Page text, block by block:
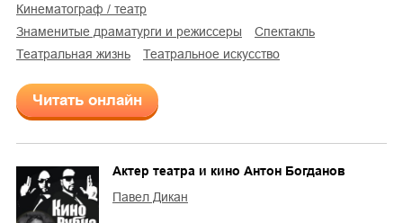
кинематограф / театр
знаменитые драматурги и режиссеры
спектакль
театральная жизнь
театральное искусство
Читать онлайн
Актер театра и кино Антон Богданов
Павел Дикан